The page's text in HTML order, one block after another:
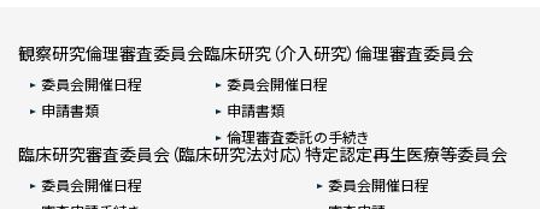
観察研究倫理審査委員会
委員会開催日程
申請書類
臨床研究（介入研究）倫理審査委員会
委員会開催日程
申請書類
倫理審査委託の手続き
臨床研究審査委員会（臨床研究法対応）
委員会開催日程
特定認定再生医療等委員会
委員会開催日程